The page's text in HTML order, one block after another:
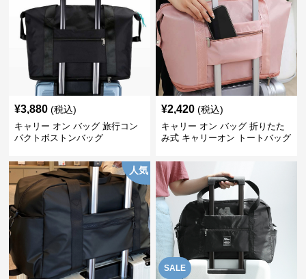
¥3,880 (税込)
キャリー オン バッグ 旅行コン
パクトボストンバッグ
¥2,420 (税込)
キャリー オン バッグ 折りたた
み式 キャリーオン トートバッグ
人気
SALE